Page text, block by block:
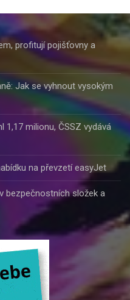
profitují pojišťovny a
Jak se vyhnout vysokým
1,17 milionu, ČSSZ vydává
na převzetí easyJet
bezpečnostních složek a